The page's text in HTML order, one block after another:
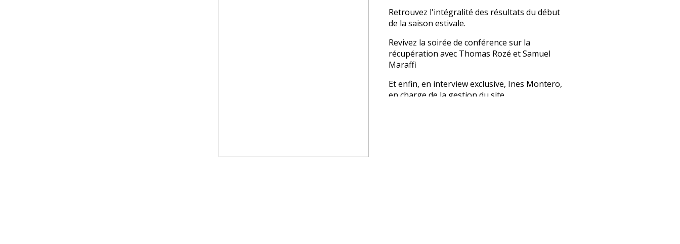
Retrouvez l'intégralité des résultats du début
de la saison estivale.
Revivez la soirée de conférence sur la
récupération avec Thomas Rozé et Samuel
Maraffi
Et enfin, en interview exclusive, Ines Montero,
en charge de la gestion du site.